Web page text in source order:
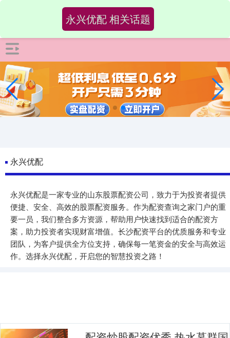
永兴优配
永兴优配是一家专业的山东股票配资公司，致力于为投资者提供
便捷、安全、高效的股票配资服务。作为配资查询之家门户的重
要一员，我们整合多方资源，帮助用户快速找到适合的配资方
案，助力投资者实现财富增值。长沙配资平台的优质服务和专业
团队，为客户提供全方位支持，确保每一笔资金的安全与高效运
作。选择永兴优配，开启您的智慧投资之路！
永兴优配 相关话题